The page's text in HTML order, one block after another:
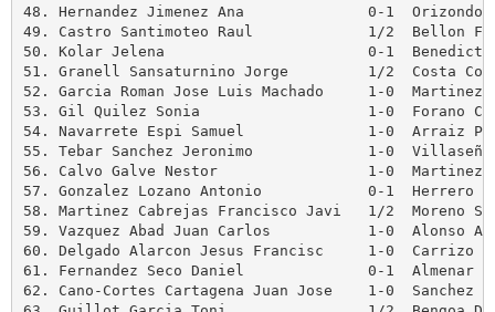
48. Hernandez Jimenez Ana              0-1  Orizondo
49. Castro Santimoteo Raul             1/2  Bellon
50. Kolar Jelena                       0-1  Benedicto
51. Granell Sansaturnino Jorge         1/2  Costa
52. Garcia Roman Jose Luis Machado     1-0  Martinez
53. Gil Quilez Sonia                   1-0  Forano
54. Navarrete Espi Samuel              1-0  Arraiz
55. Tebar Sanchez Jeronimo             1-0
56. Calvo Galve Nestor                 1-0  Martinez
57. Gonzalez Lozano Antonio            0-1  Herrero
58. Martinez Cabrejas Francisco Javi   1/2  Moreno
59. Vazquez Abad Juan Carlos           1-0  Alonso
60. Delgado Alarcon Jesus Francisc     1-0  Carrizo
61. Fernandez Seco Daniel              0-1  Almenar
62. Cano-Cortes Cartagena Juan Jose    1-0  Sanchez